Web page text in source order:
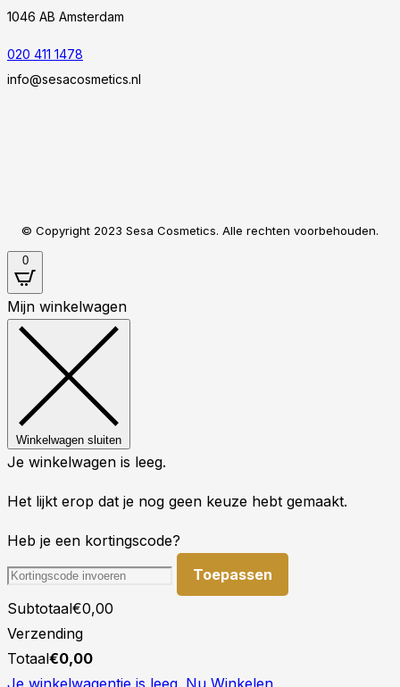
1046 AB Amsterdam
020 411 1478
info@sesacosmetics.nl
© Copyright 2023 Sesa Cosmetics. Alle rechten voorbehouden.
0
Mijn winkelwagen
Winkelwagen sluiten
Je winkelwagen is leeg.
Het lijkt erop dat je nog geen keuze hebt gemaakt.
Heb je een kortingscode?
Toepassen
Subtotaal€0,00
Verzending
Totaal€0,00